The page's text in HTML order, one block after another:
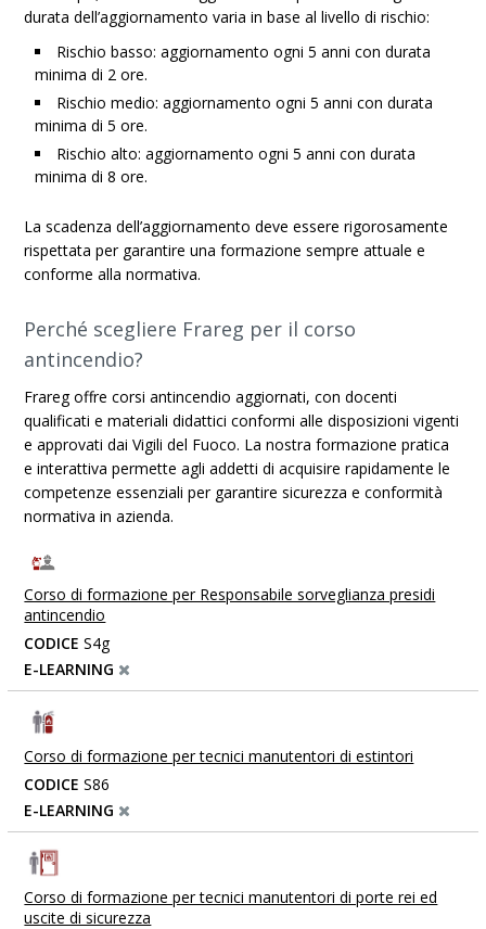
durata dell’aggiornamento varia in base al livello di rischio:
Rischio basso: aggiornamento ogni 5 anni con durata
minima di 2 ore.
Rischio medio: aggiornamento ogni 5 anni con durata
minima di 5 ore.
Rischio alto: aggiornamento ogni 5 anni con durata
minima di 8 ore.
La scadenza dell’aggiornamento deve essere rigorosamente
rispettata per garantire una formazione sempre attuale e
conforme alla normativa.
Perché scegliere Frareg per il corso
antincendio?
Frareg offre corsi antincendio aggiornati, con docenti
qualificati e materiali didattici conformi alle disposizioni vigenti
e approvati dai Vigili del Fuoco. La nostra formazione pratica
e interattiva permette agli addetti di acquisire rapidamente le
competenze essenziali per garantire sicurezza e conformità
normativa in azienda.
Corso di formazione per Responsabile sorveglianza presidi
antincendio
CODICE S4g
E-LEARNING
Corso di formazione per tecnici manutentori di estintori
CODICE S86
E-LEARNING
Corso di formazione per tecnici manutentori di porte rei ed
uscite di sicurezza